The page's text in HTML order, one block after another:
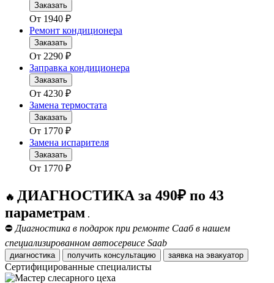
Заказать
От 1940 ₽
Ремонт кондиционера
Заказать
От 2290 ₽
Заправка кондиционера
Заказать
От 4230 ₽
Замена термостата
Заказать
От 1770 ₽
Замена испарителя
Заказать
От 1770 ₽
🔥 ДИАГНОСТИКА за 490₽ по 43
параметрам .
⛔ Диагностика в подарок при ремонте Сааб в нашем
специализированном автосервисе Saab
диагностика получить консультацию заявка на эвакуатор
Сертифицированные специалисты